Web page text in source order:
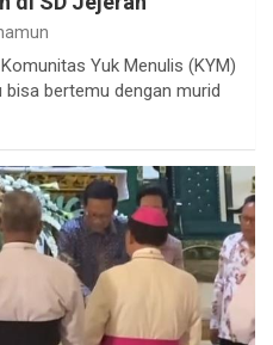
Yuk Menulis (KYM)
bertemu dengan murid